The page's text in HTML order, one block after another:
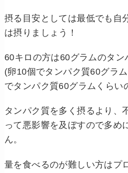
摂る目安としては最低でも自
は摂りましょう！
60キロの方は60グラムのタン
(卵10個でタンパク質60グラ
でタンパク質60グラムくらい
タンパク質を多く摂るより、
って悪影響を及ぼすので多め
ん。
量を食べるのが難しい方はプ